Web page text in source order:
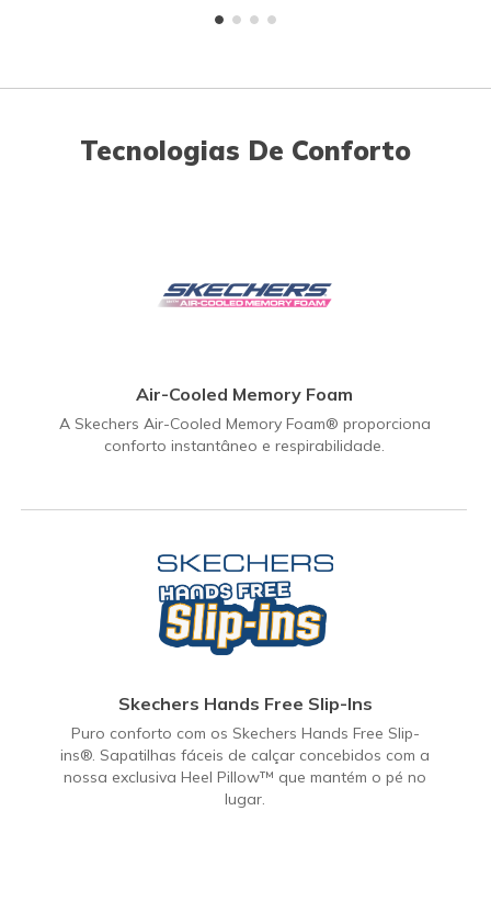
Tecnologias De Conforto
Air-Cooled Memory Foam
A Skechers Air-Cooled Memory Foam® proporciona
conforto instantâneo e respirabilidade.
Skechers Hands Free Slip-Ins
Puro conforto com os Skechers Hands Free Slip-
ins®. Sapatilhas fáceis de calçar concebidos com a
nossa exclusiva Heel Pillow™ que mantém o pé no
lugar.